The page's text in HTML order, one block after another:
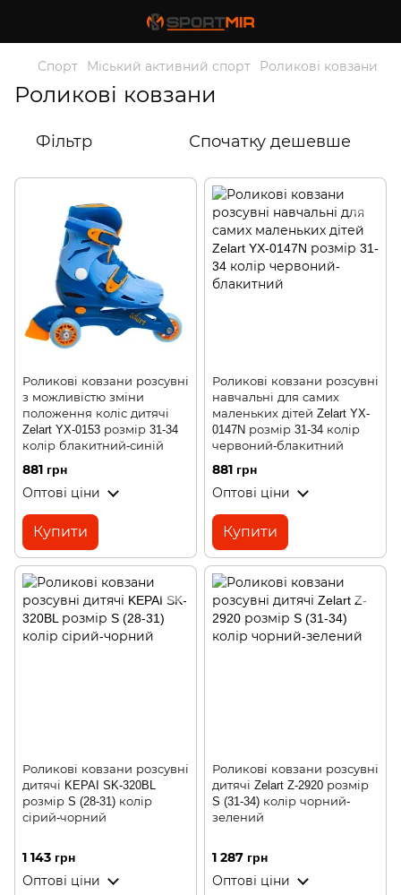
Спорт Міський активний спорт Роликові ковзани
Роликові ковзани
Фільтр Спочатку дешевше
Роликові ковзани розсувні
з можливістю зміни
положення коліс дитячі
Zelart YX-0153 розмір 31-34
колір блакитний-синій
881 грн
Оптові ціни
Купити
Роликові ковзани розсувні
навчальні для самих
маленьких дітей Zelart YX-
0147N розмір 31-34 колір
червоний-блакитний
881 грн
Оптові ціни
Купити
Роликові ковзани розсувні
дитячі KEPAI SK-320BL
розмір S (28-31) колір
сірий-чорний
1 143 грн
Оптові ціни
Роликові ковзани розсувні
дитячі Zelart Z-2920 розмір
S (31-34) колір чорний-
зелений
1 287 грн
Оптові ціни